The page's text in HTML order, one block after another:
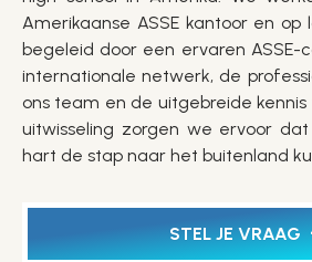
Amerikaanse ASSE kantoor en
begeleid door een ervaren ASSE-
internationale netwerk, de
ons team en de uitgebreide kennis
uitwisseling zorgen we ervoor
hart de stap naar het buitenland
STEL JE VRAAG